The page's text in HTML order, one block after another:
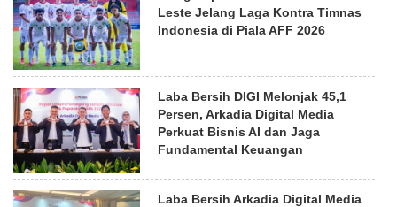
Leste Jelang Laga Kontra Timnas
Indonesia di Piala AFF 2026
Laba Bersih DIGI Melonjak 45,1
Persen, Arkadia Digital Media
Perkuat Bisnis AI dan Jaga
Fundamental Keuangan
Laba Bersih Arkadia Digital Media